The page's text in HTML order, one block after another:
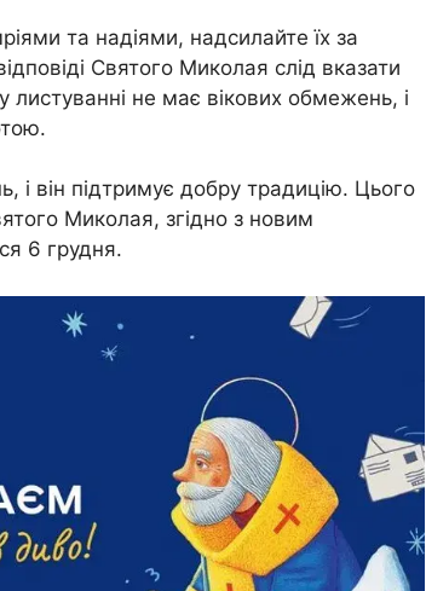
та надіями, надсилайте їх за
Святого Миколая слід вказати
листуванні не має вікових обмежень, і
і він підтримує добру традицію. Цього
Миколая, згідно з новим
6 грудня.